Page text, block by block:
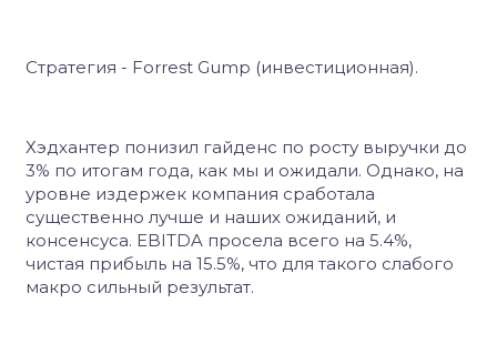
Стратегия - Forrest Gump (инвестиционная).
Хэдхантер понизил гайденс по росту выручки до
3% по итогам года, как мы и ожидали. Однако, на
уровне издержек компания сработала
существенно лучше и наших ожиданий, и
консенсуса. EBITDA просела всего на 5.4%,
чистая прибыль на 15.5%, что для такого слабого
макро сильный результат.